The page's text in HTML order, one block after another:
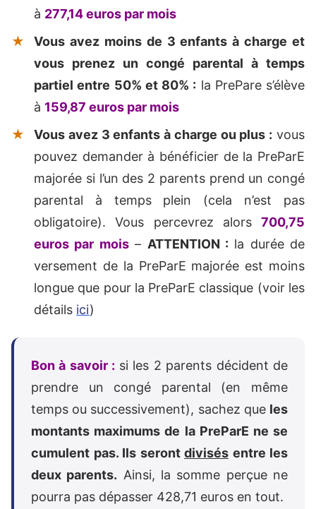
à 277,14 euros par mois
Vous avez moins de 3 enfants à charge et
vous prenez un congé parental à temps
partiel entre 50% et 80% : la PrePare s’élève
à 159,87 euros par mois
Vous avez 3 enfants à charge ou plus : vous
pouvez demander à bénéficier de la PreParE
majorée si l’un des 2 parents prend un congé
parental à temps plein (cela n’est pas
obligatoire). Vous percevrez alors 700,75
euros par mois– ATTENTION : la durée de
versement de la PreParE majorée est moins
longue que pour la PreParE classique (voir les
détails ici)
Bon à savoir : si les 2 parents décident de
prendre un congé parental (en même
temps ou successivement), sachez que les
montants maximums de la PreParE ne se
cumulent pas. Ils seront divisés entre les
deux parents. Ainsi, la somme perçue ne
pourra pas dépasser 428,71 euros en tout.